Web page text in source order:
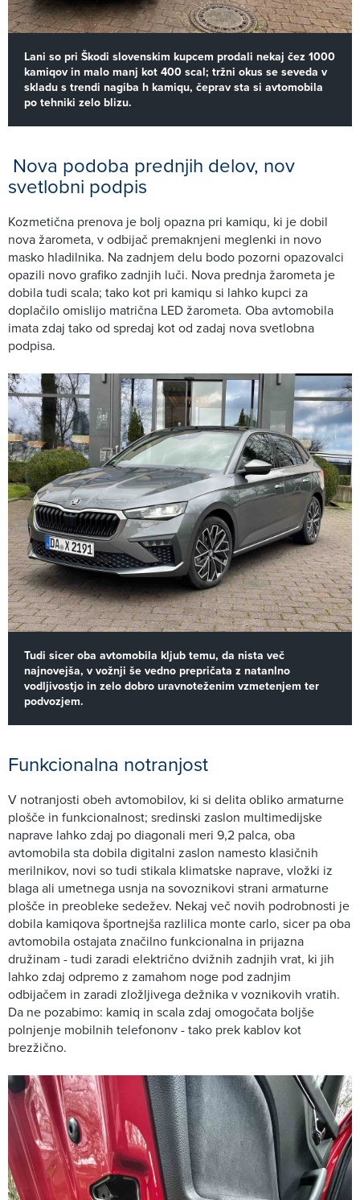
Lani so pri Škodi slovenskim kupcem prodali nekaj čez 1000
kamiqov in malo manj kot 400 scal; tržni okus se seveda v
skladu s trendi nagiba h kamiqu, čeprav sta si avtomobila
po tehniki zelo blizu.
Nova podoba prednjih delov, nov
svetlobni podpis
Kozmetična prenova je bolj opazna pri kamiqu, ki je dobil
nova žarometa, v odbijač premaknjeni meglenki in novo
masko hladilnika. Na zadnjem delu bodo pozorni opazovalci
opazili novo grafiko zadnjih luči. Nova prednja žarometa je
dobila tudi scala; tako kot pri kamiqu si lahko kupci za
doplačilo omislijo matrična LED žarometa. Oba avtomobila
imata zdaj tako od spredaj kot od zadaj nova svetlobna
podpisa.
Tudi sicer oba avtomobila kljub temu, da nista več
najnovejša, v vožnji še vedno prepričata z natanlno
vodljivostjo in zelo dobro uravnoteženim vzmetenjem ter
podvozjem.
Funkcionalna notranjost
V notranjosti obeh avtomobilov, ki si delita obliko armaturne
plošče in funkcionalnost; sredinski zaslon multimedijske
naprave lahko zdaj po diagonali meri 9,2 palca, oba
avtomobila sta dobila digitalni zaslon namesto klasičnih
merilnikov, novi so tudi stikala klimatske naprave, vložki iz
blaga ali umetnega usnja na sovoznikovi strani armaturne
plošče in preobleke sedežev. Nekaj več novih podrobnosti je
dobila kamiqova športnejša razlilica monte carlo, sicer pa oba
avtomobila ostajata značilno funkcionalna in prijazna
družinam - tudi zaradi električno dvižnih zadnjih vrat, ki jih
lahko zdaj odpremo z zamahom noge pod zadnjim
odbijačem in zaradi zložljivega dežnika v voznikovih vratih.
Da ne pozabimo: kamiq in scala zdaj omogočata boljše
polnjenje mobilnih telefononv - tako prek kablov kot
brezžično.